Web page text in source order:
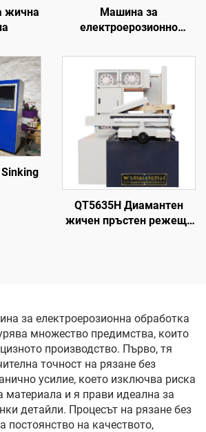
жична
Машина за
електроерозионно
проникване на формата
Sinking
QT5635H Диамантен
жичен пръстен режеща
за електроерозионна обработка
множество предимства, които
производство. Първо, тя
точност на рязане без
усилие, което изключва риска
и я прави идеална за
детайли. Процесът на рязане без
постоянство на качеството,